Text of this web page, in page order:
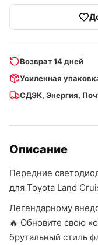
Возврат 14 дней
Усиленная
СДЭК, Энергия,
Описание
Передние
для Toyota Land
Легендарному
🔥 Обновите свою
брутальный стиль